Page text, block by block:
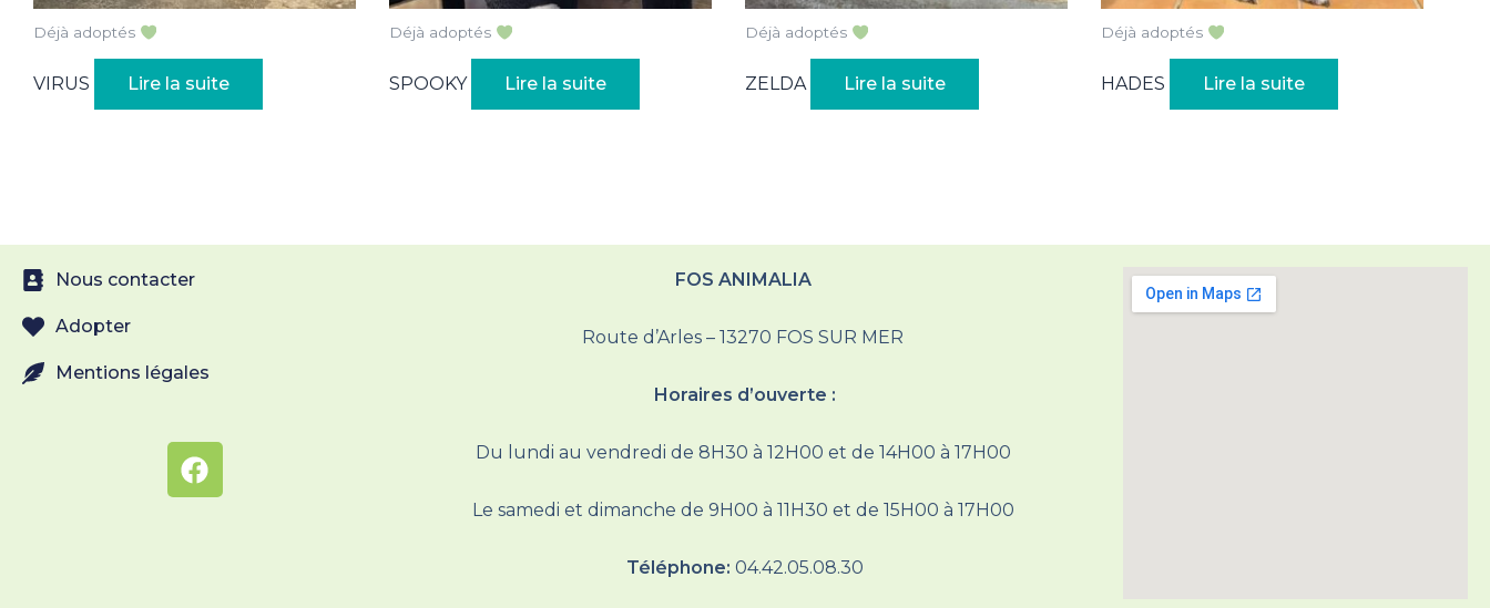
Déjà adoptés
VIRUS Lire la suite
Déjà adoptés
SPOOKY Lire la suite
Déjà adoptés
ZELDA Lire la suite
Déjà adoptés
HADES Lire la suite
Nous contacter
Adopter
Mentions légales
FOS ANIMALIA
Route d’Arles – 13270 FOS SUR MER
Horaires d’ouverte :
Du lundi au vendredi de 8H30 à 12H00 et de 14H00 à 17H00
Le samedi et dimanche de 9H00 à 11H30 et de 15H00 à 17H00
Téléphone: 04.42.05.08.30